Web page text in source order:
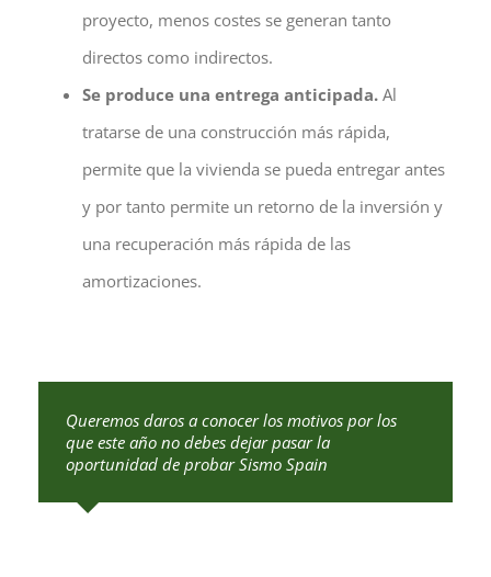
proyecto, menos costes se generan tanto
directos como indirectos.
Se produce una entrega anticipada.Al
tratarse de una construcción más rápida,
permite que la vivienda se pueda entregar antes
y por tanto permite un retorno de la inversión y
una recuperación más rápida de las
amortizaciones.
Queremos daros a conocer los motivos por los
que este año no debes dejar pasar la
oportunidad de probar Sismo Spain